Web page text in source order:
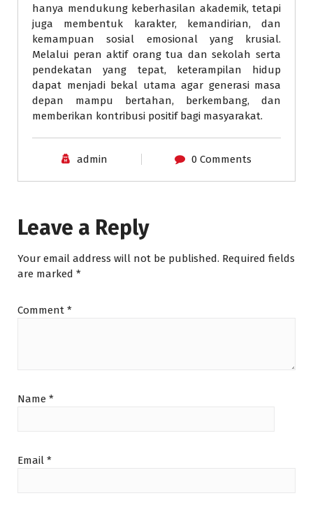
hanya mendukung keberhasilan akademik, tetapi
juga membentuk karakter, kemandirian, dan
kemampuan sosial emosional yang krusial.
Melalui peran aktif orang tua dan sekolah serta
pendekatan yang tepat, keterampilan hidup
dapat menjadi bekal utama agar generasi masa
depan mampu bertahan, berkembang, dan
memberikan kontribusi positif bagi masyarakat.
admin 0 Comments
Leave a Reply
Your email address will not be published. Required fields
are marked *
Comment *
Name *
Email *